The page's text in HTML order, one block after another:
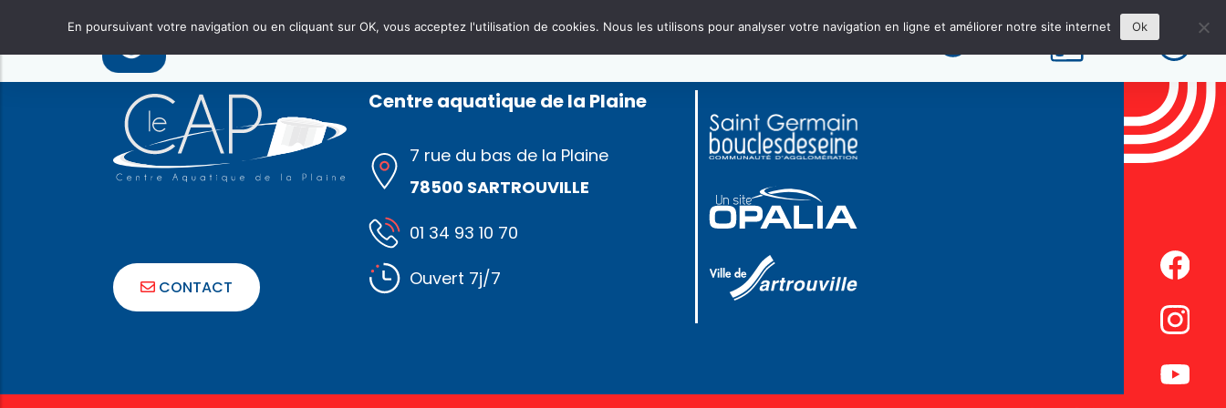
Bébé nageur
Navigation
de
l’article
Jardin aquatique
CONTACT
Centre aquatique de la Plaine
7 rue du bas de la Plaine
78500 SARTROUVILLE
01 34 93 10 70
Ouvert 7j/7
En poursuivant votre navigation ou en cliquant sur OK, vous acceptez l'utilisation de cookies. Nous les utilisons pour analyser votre navigation en ligne et améliorer notre site internet Ok